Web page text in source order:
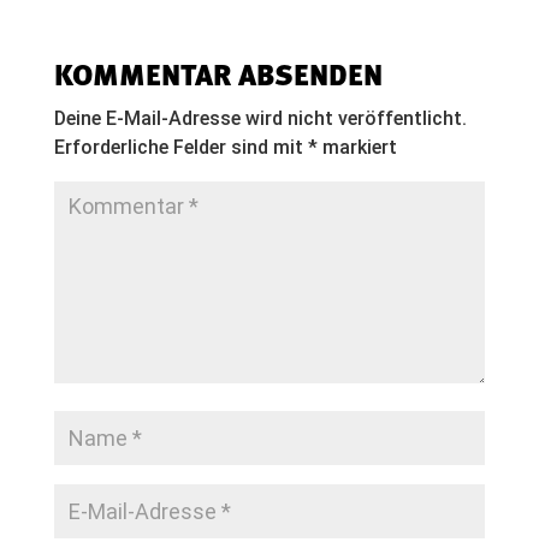
KOMMENTAR ABSENDEN
Deine E-Mail-Adresse wird nicht veröffentlicht.
Erforderliche Felder sind mit *markiert